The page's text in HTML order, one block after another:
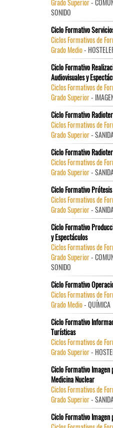
Grado Superior-
SONIDO
Ciclo Formativo
Ciclos Formativos de
Grado Medio-
Ciclo Formativo
Audiovisuales y
Ciclos Formativos de
Grado Superior-
Ciclo Formativo
Ciclos Formativos de
Grado Superior-
Ciclo Formativo
Ciclos Formativos de
Grado Superior-
Ciclo Formativo
Ciclos Formativos de
Grado Superior-
Ciclo Formativo
y Espectáculos
Ciclos Formativos de
Grado Superior-
SONIDO
Ciclo Formativo
Ciclos Formativos de
Grado Medio- QUÍMICA
Ciclo Formativo
Turísticas
Ciclos Formativos de
Grado Superior-
Ciclo Formativo Imagen
Medicina Nuclear
Ciclos Formativos de
Grado Superior-
Ciclo Formativo Imagen